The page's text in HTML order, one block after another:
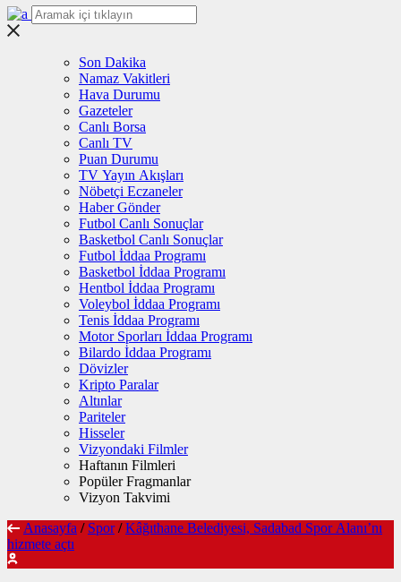
Son Dakika
Namaz Vakitleri
Hava Durumu
Gazeteler
Canlı Borsa
Canlı TV
Puan Durumu
TV Yayın Akışları
Nöbetçi Eczaneler
Haber Gönder
Futbol Canlı Sonuçlar
Basketbol Canlı Sonuçlar
Futbol İddaa Programı
Basketbol İddaa Programı
Hentbol İddaa Programı
Voleybol İddaa Programı
Tenis İddaa Programı
Motor Sporları İddaa Programı
Bilardo İddaa Programı
Dövizler
Kripto Paralar
Altınlar
Pariteler
Hisseler
Vizyondaki Filmler
Haftanın Filmleri
Popüler Fragmanlar
Vizyon Takvimi
Anasayfa / Spor / Kâğıthane Belediyesi, Sadabad Spor Alanı’nı
hizmete açtı